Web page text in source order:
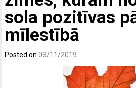
sola pozitīvas
mīlestībā
Posted on03/11/2019